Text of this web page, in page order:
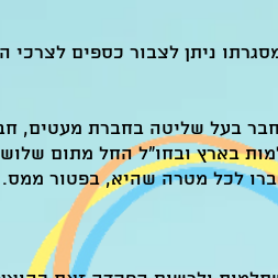
ניתן לצבור כספים לצרכי
בעל שליטה בחברת מעטים,
בארץ ובחו"ל החל מתום
לכל מטרה שהיא, בפטור ממס.